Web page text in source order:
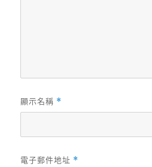
顯示名稱 *
電子郵件地址 *